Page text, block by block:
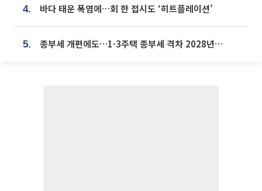
4. 바다 태운 폭염에…회 한 접시도 ‘히트플레이션’
5. 종부세 개편에도…1·3주택 종부세 격차 2028년부터 확대